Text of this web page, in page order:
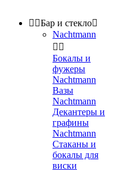
 Бар и стекло
Nachtmann
 
Бокалы и
фужеры
Nachtmann
Вазы
Nachtmann
Декантеры и
графины
Nachtmann
Стаканы и
бокалы для
виски